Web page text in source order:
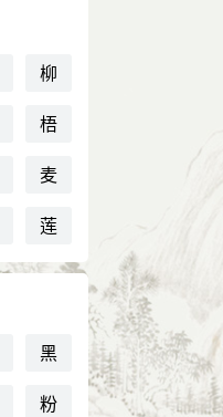
柳
梧
麦
莲
黑
粉